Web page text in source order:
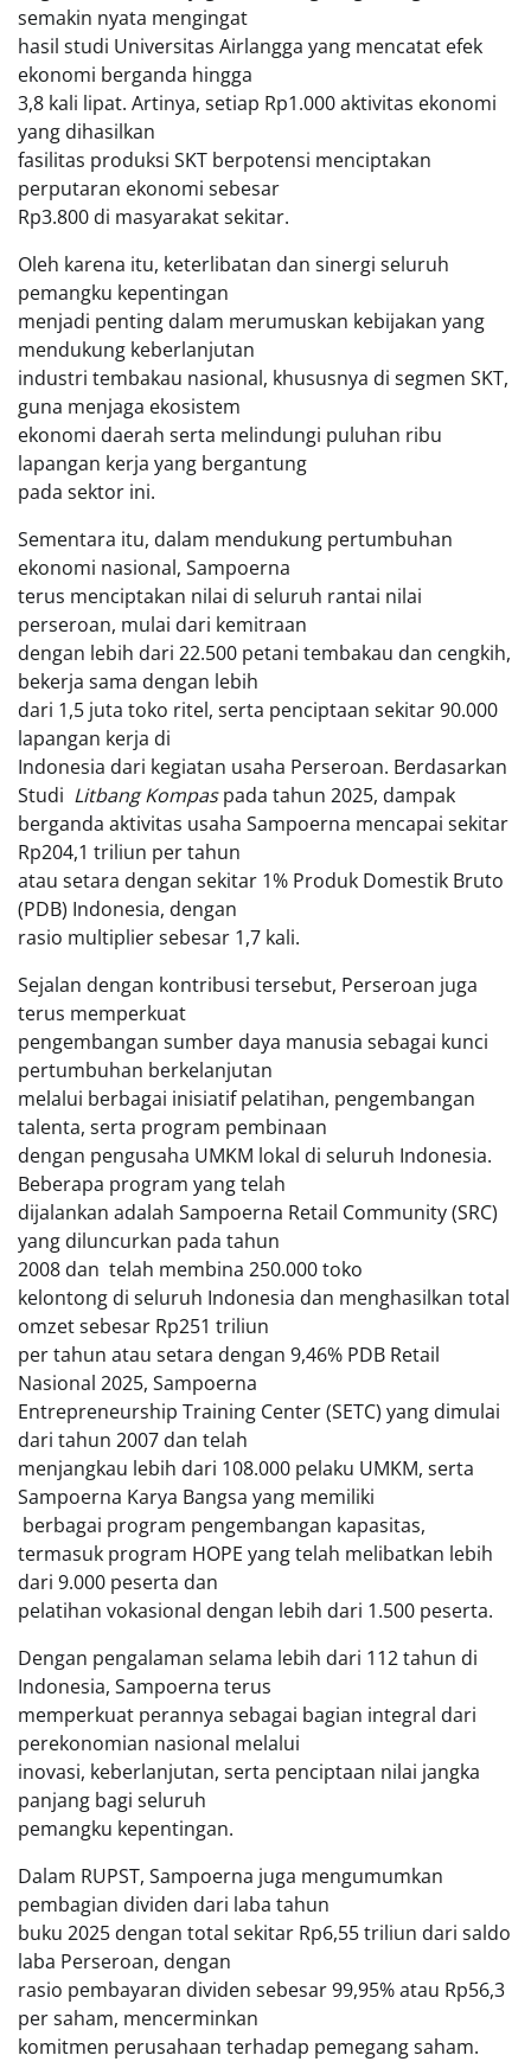
semakin nyata mengingat
hasil studi Universitas Airlangga yang mencatat efek
ekonomi berganda hingga
3,8 kali lipat. Artinya, setiap Rp1.000 aktivitas ekonomi
yang dihasilkan
fasilitas produksi SKT berpotensi menciptakan
perputaran ekonomi sebesar
Rp3.800 di masyarakat sekitar.
Oleh karena itu, keterlibatan dan sinergi seluruh
pemangku kepentingan
menjadi penting dalam merumuskan kebijakan yang
mendukung keberlanjutan
industri tembakau nasional, khususnya di segmen SKT,
guna menjaga ekosistem
ekonomi daerah serta melindungi puluhan ribu
lapangan kerja yang bergantung
pada sektor ini.
Sementara itu, dalam mendukung pertumbuhan
ekonomi nasional, Sampoerna
terus menciptakan nilai di seluruh rantai nilai
perseroan, mulai dari kemitraan
dengan lebih dari 22.500 petani tembakau dan cengkih,
bekerja sama dengan lebih
dari 1,5 juta toko ritel, serta penciptaan sekitar 90.000
lapangan kerja di
Indonesia dari kegiatan usaha Perseroan. Berdasarkan
Studi Litbang Kompaspada tahun 2025, dampak
berganda aktivitas usaha Sampoerna mencapai sekitar
Rp204,1 triliun per tahun
atau setara dengan sekitar 1% Produk Domestik Bruto
(PDB) Indonesia, dengan
rasio multiplier sebesar 1,7 kali.
Sejalan dengan kontribusi tersebut, Perseroan juga
terus memperkuat
pengembangan sumber daya manusia sebagai kunci
pertumbuhan berkelanjutan
melalui berbagai inisiatif pelatihan, pengembangan
talenta, serta program pembinaan
dengan pengusaha UMKM lokal di seluruh Indonesia.
Beberapa program yang telah
dijalankan adalah Sampoerna Retail Community (SRC)
yang diluncurkan pada tahun
2008 dan telah membina 250.000 toko
kelontong di seluruh Indonesia dan menghasilkan total
omzet sebesar Rp251 triliun
per tahun atau setara dengan 9,46% PDB Retail
Nasional 2025, Sampoerna
Entrepreneurship Training Center (SETC) yang dimulai
dari tahun 2007 dan telah
menjangkau lebih dari 108.000 pelaku UMKM, serta
Sampoerna Karya Bangsa yang memiliki
berbagai program pengembangan kapasitas,
termasuk program HOPE yang telah melibatkan lebih
dari 9.000 peserta dan
pelatihan vokasional dengan lebih dari 1.500 peserta.
Dengan pengalaman selama lebih dari 112 tahun di
Indonesia, Sampoerna terus
memperkuat perannya sebagai bagian integral dari
perekonomian nasional melalui
inovasi, keberlanjutan, serta penciptaan nilai jangka
panjang bagi seluruh
pemangku kepentingan.
Dalam RUPST, Sampoerna juga mengumumkan
pembagian dividen dari laba tahun
buku 2025 dengan total sekitar Rp6,55 triliun dari saldo
laba Perseroan, dengan
rasio pembayaran dividen sebesar 99,95% atau Rp56,3
per saham, mencerminkan
komitmen perusahaan terhadap pemegang saham.